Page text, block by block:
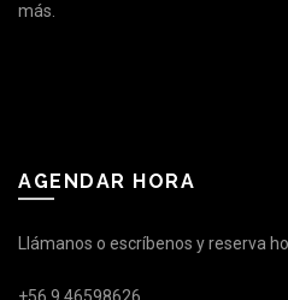
más.
AGENDAR HORA
Llámanos o escríbenos y reserva